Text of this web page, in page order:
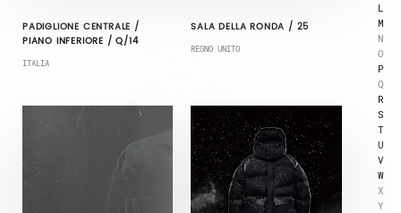
L
M
N
O
P
Q
R
S
T
U
V
W
X
Y
PADIGLIONE CENTRALE /
PIANO INFERIORE / Q/14
ITALIA
SALA DELLA RONDA / 25
REGNO UNITO